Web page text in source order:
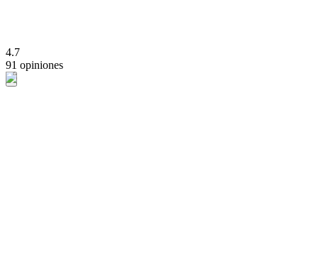
4.7
91 opiniones